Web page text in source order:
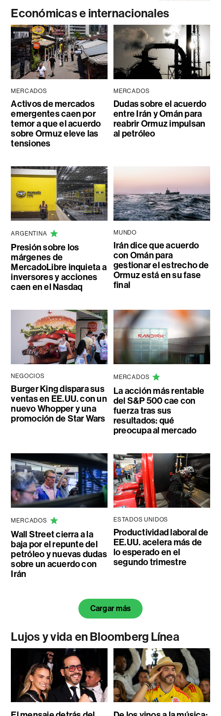
Económicas e internacionales
MERCADOS
Activos de mercados
emergentes caen por
temor a que el acuerdo
sobre Ormuz eleve las
tensiones
MERCADOS
Dudas sobre el acuerdo
entre Irán y Omán para
reabrir Ormuz impulsan
al petróleo
ARGENTINA
Presión sobre los
márgenes de
MercadoLibre inquieta a
inversores y acciones
caen en el Nasdaq
MUNDO
Irán dice que acuerdo
con Omán para
gestionar el estrecho de
Ormuz está en su fase
final
NEGOCIOS
Burger King dispara sus
ventas en EE.UU. con un
nuevo Whopper y una
promoción de Star Wars
MERCADOS
La acción más rentable
del S&P 500 cae con
fuerza tras sus
resultados: qué
preocupa al mercado
MERCADOS
Wall Street cierra a la
baja por el repunte del
petróleo y nuevas dudas
sobre un acuerdo con
Irán
ESTADOS UNIDOS
Productividad laboral de
EE.UU. acelera más de
lo esperado en el
segundo trimestre
Cargar más
Lujos y vida en Bloomberg Línea